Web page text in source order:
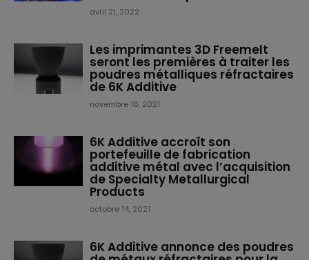
avril 21, 2022
Les imprimantes 3D Freemelt
seront les premières à traiter les
poudres métalliques réfractaires
de 6K Additive
novembre 16, 2021
6K Additive accroît son
portefeuille de fabrication
additive métal avec l’acquisition
de Specialty Metallurgical
Products
octobre 14, 2021
6K Additive annonce des poudres